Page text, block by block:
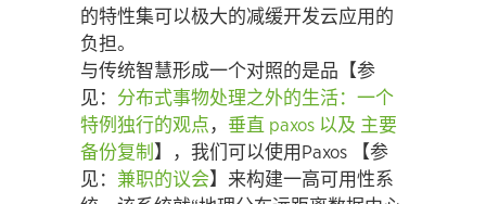
的特性集可以极大的减缓开发云应用的
负担。
与传统智慧形成一个对照的是品【参
见： 分布式事物处理之外的生活：一个
特例独行的观点 ， 垂直 paxos 以及 主要
备份复制 】，我们可以使用Paxos 【参
见： 兼职的议会】来构建一高可用性系